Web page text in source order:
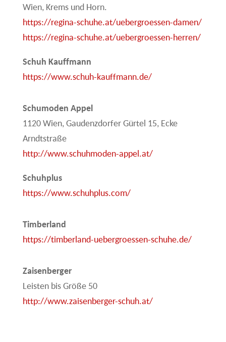
Wien, Krems und Horn.
https://regina-schuhe.at/uebergroessen-damen/
https://regina-schuhe.at/uebergroessen-herren/
Schuh Kauffmann
https://www.schuh-kauffmann.de/
Schumoden Appel
1120 Wien, Gaudenzdorfer Gürtel 15, Ecke
Arndtstraße
http://www.schuhmoden-appel.at/
Schuhplus
https://www.schuhplus.com/
Timberland
https://timberland-uebergroessen-schuhe.de/
Zaisenberger
Leisten bis Größe 50
http://www.zaisenberger-schuh.at/